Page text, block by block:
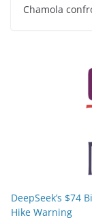
Chamola
DeepSeek’s $74
Hike Warning